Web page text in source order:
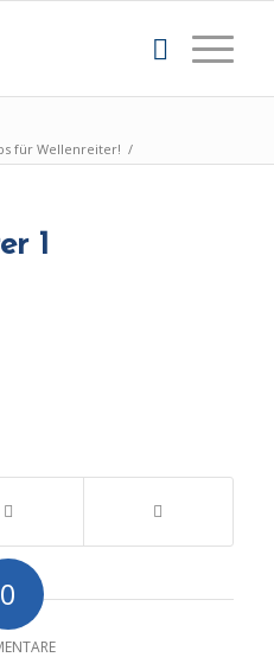
für Wellenreiter! /
1
0